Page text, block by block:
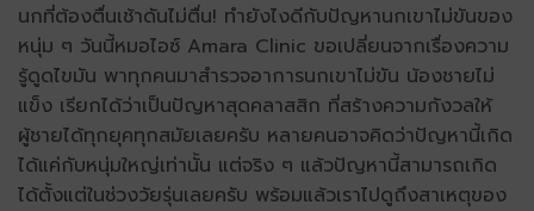
นกที่ต้องตื่นเช้าดันไม่ตื่น! ทำยังไงดีกับปัญหานกเขาไม่ขันของ
หนุ่ม ๆ วันนี้หมอไอซ์ Amara Clinic ขอเปลี่ยนจากเรื่องความ
รู้ดูดไขมัน พาทุกคนมาสำรวจอาการนกเขาไม่ขัน น้องชายไม่
แข็ง เรียกได้ว่าเป็นปัญหาสุดคลาสสิก ที่สร้างความกังวลให้
ผู้ชายได้ทุกยุคทุกสมัยเลยครับ หลายคนอาจคิดว่าปัญหานี้เกิด
ได้แค่กับหนุ่มใหญ่เท่านั้น แต่จริง ๆ แล้วปัญหานี้สามารถเกิด
ได้ตั้งแต่ในช่วงวัยรุ่นเลยครับ พร้อมแล้วเราไปดูถึงสาเหตุของ